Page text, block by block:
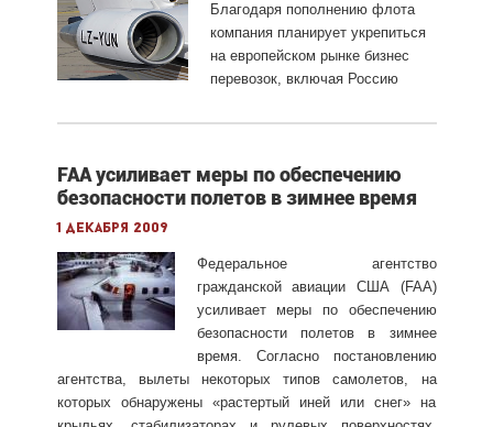
Благодаря пополнению флота
компания планирует укрепиться
на европейском рынке бизнес
перевозок, включая Россию
FAA усиливает меры по обеспечению
безопасности полетов в зимнее время
1 декабря 2009
Федеральное агентство
гражданской авиации США (FAA)
усиливает меры по обеспечению
безопасности полетов в зимнее
время. Согласно постановлению
агентства, вылеты некоторых типов самолетов, на
которых обнаружены «растертый иней или снег» на